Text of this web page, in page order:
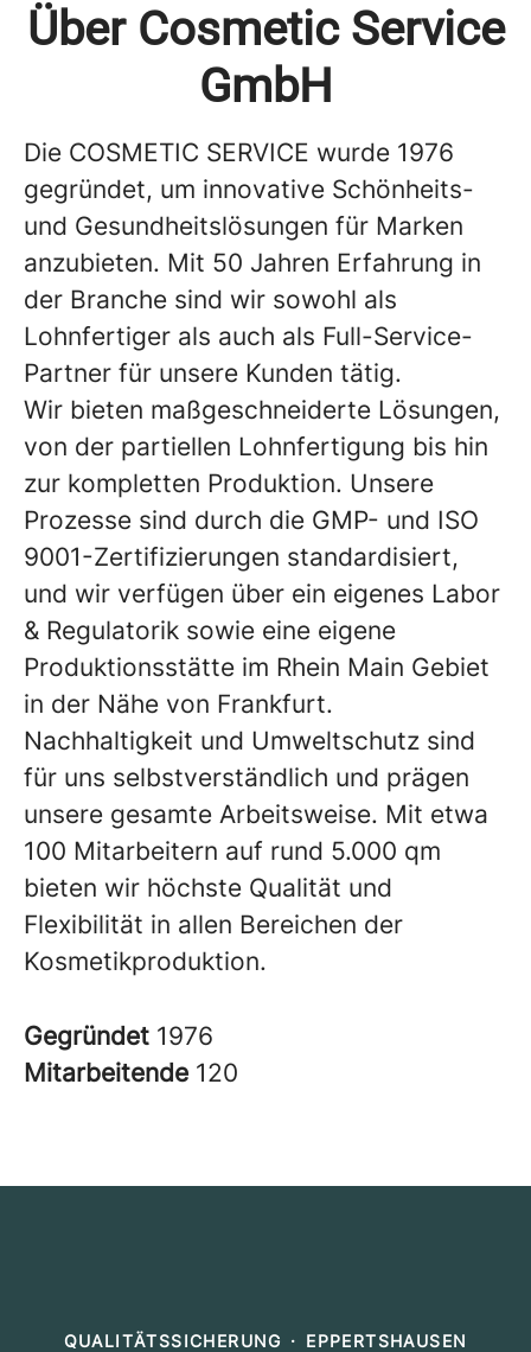
Über Cosmetic Service
GmbH
Die COSMETIC SERVICE wurde 1976
gegründet, um innovative Schönheits-
und Gesundheitslösungen für Marken
anzubieten. Mit 50 Jahren Erfahrung in
der Branche sind wir sowohl als
Lohnfertiger als auch als Full-Service-
Partner für unsere Kunden tätig.
Wir bieten maßgeschneiderte Lösungen,
von der partiellen Lohnfertigung bis hin
zur kompletten Produktion. Unsere
Prozesse sind durch die GMP- und ISO
9001-Zertifizierungen standardisiert,
und wir verfügen über ein eigenes Labor
& Regulatorik sowie eine eigene
Produktionsstätte im Rhein Main Gebiet
in der Nähe von Frankfurt.
Nachhaltigkeit und Umweltschutz sind
für uns selbstverständlich und prägen
unsere gesamte Arbeitsweise. Mit etwa
100 Mitarbeitern auf rund 5.000 qm
bieten wir höchste Qualität und
Flexibilität in allen Bereichen der
Kosmetikproduktion.
Gegründet 1976
Mitarbeitende 120
QUALITÄTSSICHERUNG · EPPERTSHAUSEN